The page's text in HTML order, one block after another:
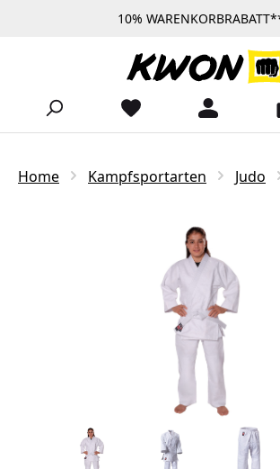
Zum Hauptinhalt springen
10%
Home Kampfsportarten Judo